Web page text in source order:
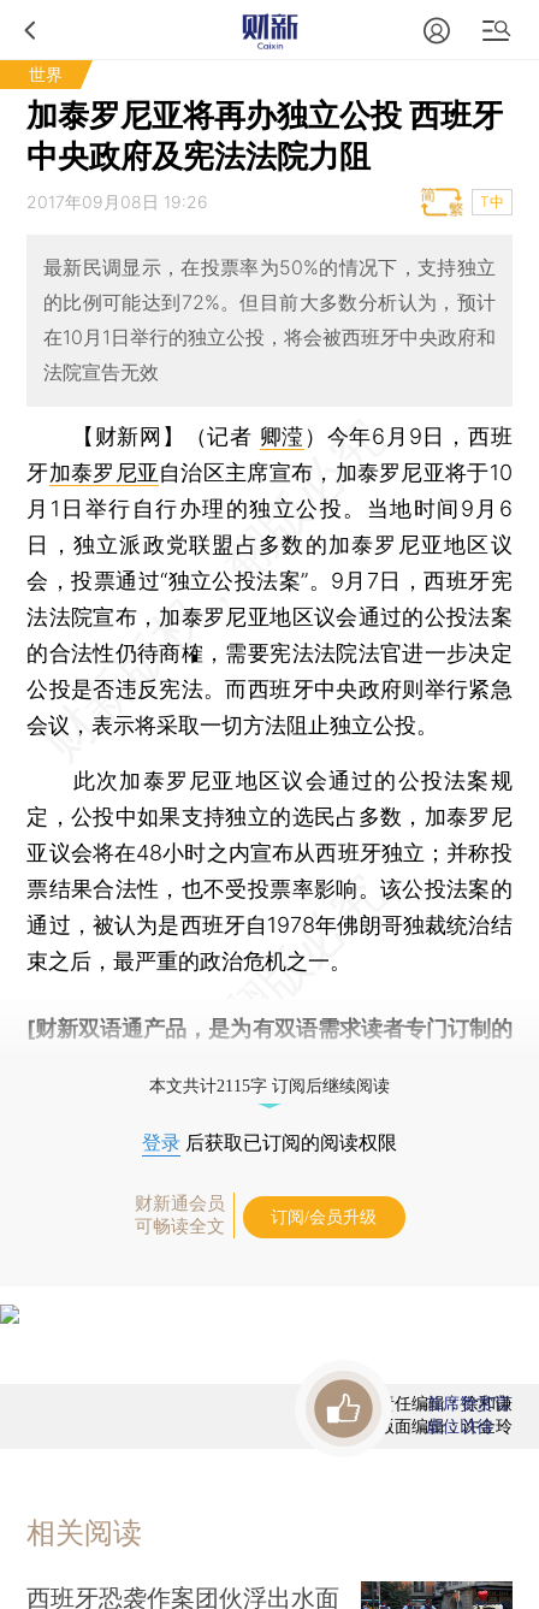
世界
加泰罗尼亚将再办独立公投 西班牙
中央政府及宪法法院力阻
2017年09月08日 19:26 T中
最新民调显示，在投票率为50%的情况下，支持独立
的比例可能达到72%。但目前大多数分析认为，预计
在10月1日举行的独立公投，将会被西班牙中央政府和
法院宣告无效
【财新网】（记者 卿滢） 今年6月9日，西班
牙加泰罗尼亚自治区主席宣布，加泰罗尼亚将于10
月1日举行自行办理的独立公投。当地时间9月6
日，独立派政党联盟占多数的加泰罗尼亚地区议
会，投票通过“独立公投法案”。9月7日，西班牙宪
法法院宣布，加泰罗尼亚地区议会通过的公投法案
的合法性仍待商榷，需要宪法法院法官进一步决定
公投是否违反宪法。而西班牙中央政府则举行紧急
会议，表示将采取一切方法阻止独立公投。
此次加泰罗尼亚地区议会通过的公投法案规
定，公投中如果支持独立的选民占多数，加泰罗尼
亚议会将在48小时之内宣布从西班牙独立；并称投
票结果合法性，也不受投票率影响。该公投法案的
通过，被认为是西班牙自1978年佛朗哥独裁统治结
束之后，最严重的政治危机之一。
[财新双语通产品，是为有双语需求读者专门订制的
本文共计2115字 订阅后继续阅读
登录 后获取已订阅的阅读权限
财新通会员
可畅读全文
订阅/会员升级
责任编辑：徐和谦
版面编辑：许金玲
首席赞赏官
虚位以待
相关阅读
西班牙恐袭作案团伙浮出水面